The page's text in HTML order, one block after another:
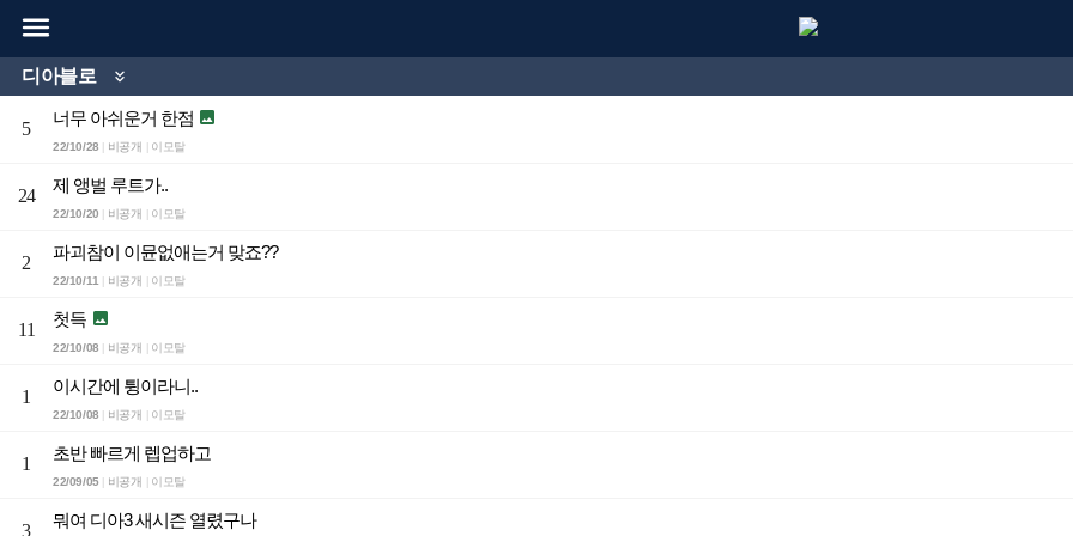

디아블로 
5
너무 아쉬운거 한점 
22/10/28 비공개 이모탈
24
제 앵벌 루트가..
22/10/20 비공개 이모탈
2
파괴참이 이뮨없애는거 맞죠??
22/10/11| 비공개 이모탈
11
첫득 
22/10/08 비공개 이모탈
1
이시간에 튕이라니..
22/10/08 비공개 이모탈
1
초반 빠르게 렙업하고
22/09/05| 비공개 이모탈
3
뭐여 디아3 새시즌 열렸구나